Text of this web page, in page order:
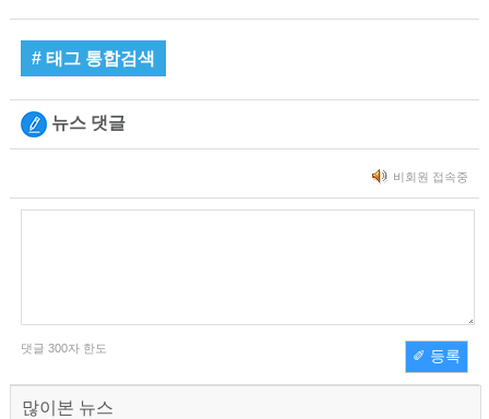
# 태그 통합검색
뉴스 댓글
비회원 접속중
댓글 300자 한도 ✐ 등록
많이본 뉴스